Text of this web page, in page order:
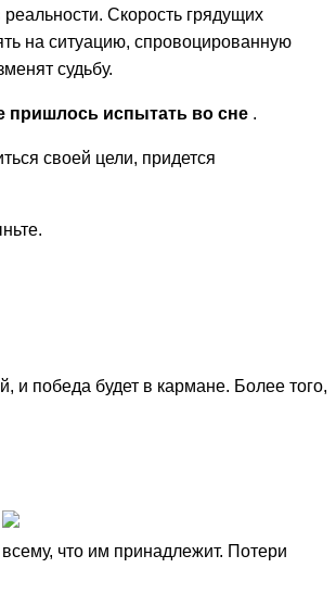
Скорость грядущих
на ситуацию, спровоцированную
судьбу.
пришлось испытать во сне .
своей цели, придется
и победа будет в кармане. Более того,
что им принадлежит. Потери